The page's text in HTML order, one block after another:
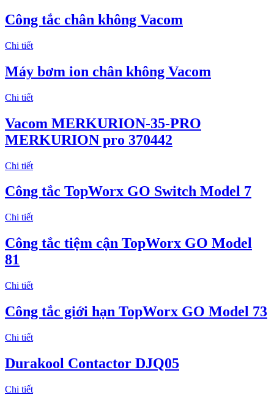
Công tắc chân không Vacom
Chi tiết
Máy bơm ion chân không Vacom
Chi tiết
Vacom MERKURION-35-PRO
MERKURION pro 370442
Chi tiết
Công tắc TopWorx GO Switch Model 7
Chi tiết
Công tắc tiệm cận TopWorx GO Model
81
Chi tiết
Công tắc giới hạn TopWorx GO Model 73
Chi tiết
Durakool Contactor DJQ05
Chi tiết